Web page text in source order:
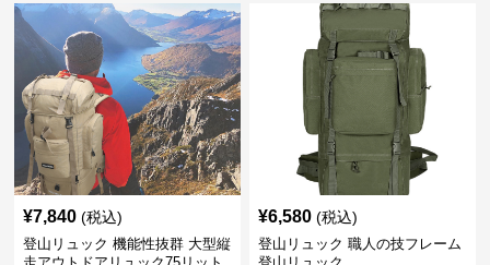
¥7,840 (税込)
登山リュック 機能性抜群 大型縦
¥6,580 (税込)
登山リュック 職人の技フレーム